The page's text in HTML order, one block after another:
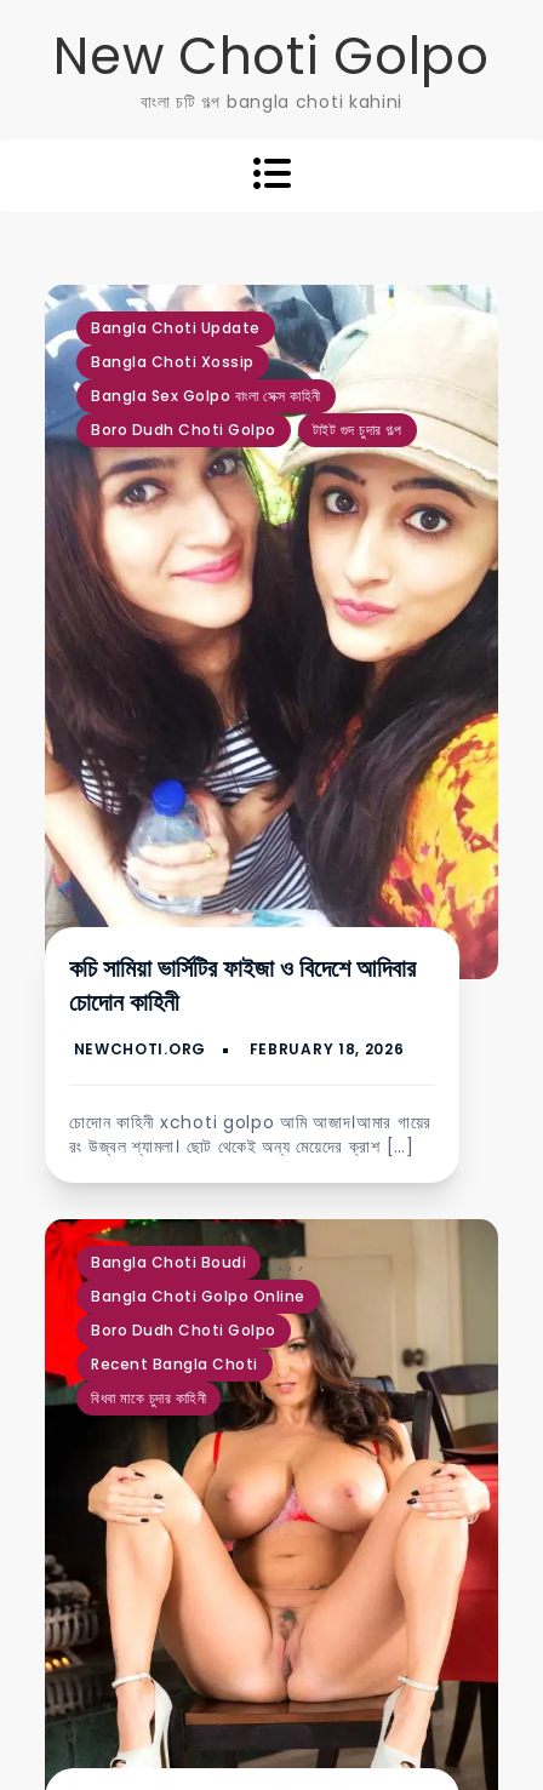
New Choti Golpo
বাংলা চটি গল্প bangla choti kahini
Bangla Choti Update ,
Bangla Choti Xossip
,
Bangla Sex Golpo বাংলা সেক্স কাহিনী
,
Boro Dudh Choti Golpo
,
টাইট গুদ চুদার গল্প
কচি সামিয়া ভার্সিটির ফাইজা ও বিদেশে আদিবার
চোদোন কাহিনী
চোদোন কাহিনী xchoti golpo আমি আজাদ।আমার গায়ের
রং উজ্বল শ্যামলা। ছোট থেকেই অন্য মেয়েদের ক্রাশ […]
Bangla Choti Boudi ,
Bangla Choti Golpo Online
,
Boro Dudh Choti Golpo
,
Recent Bangla Choti
,
বিধবা মাকে চুদার কাহিনী